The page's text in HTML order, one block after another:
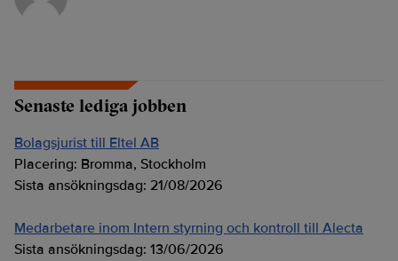
Senaste lediga jobben
Bolagsjurist till Eltel AB
Placering: Bromma, Stockholm
Sista ansökningsdag: 21/08/2026
Medarbetare inom Intern styrning och kontroll till Alecta
Sista ansökningsdag: 13/06/2026